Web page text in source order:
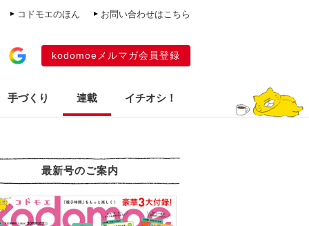
コドモエのほん お問い合わせはこちら
kodomoeメルマガ会員登録
手づくり 連載 イチオシ！
最新号のご案内